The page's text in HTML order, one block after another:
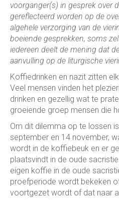
voorganger(s) in gesprek over
gereflecteerd worden op de
algehele verzorging van de
boeiende gesprekken, soms
iedereen deelt de mening dat
aanvulling op de liturgische
Koffiedrinken en nazit zitten
Veel mensen vinden het
drinken en gezellig wat te
groeiende groep mensen die
Om dit dilemma op te lossen
september en 14 november,
wordt in de koffiebeuk en er
plaatsvindt in de oude
eigen koffie in de oude
proefperiode wordt bekeken
voortgezet wordt of dat naar